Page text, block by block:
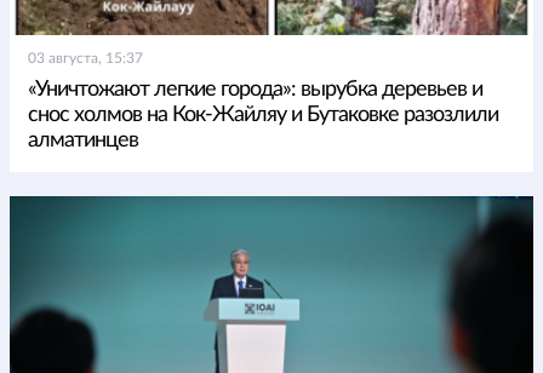
03 августа, 15:37
«Уничтожают легкие города»: вырубка деревьев и
снос холмов на Кок-Жайляу и Бутаковке разозлили
алматинцев